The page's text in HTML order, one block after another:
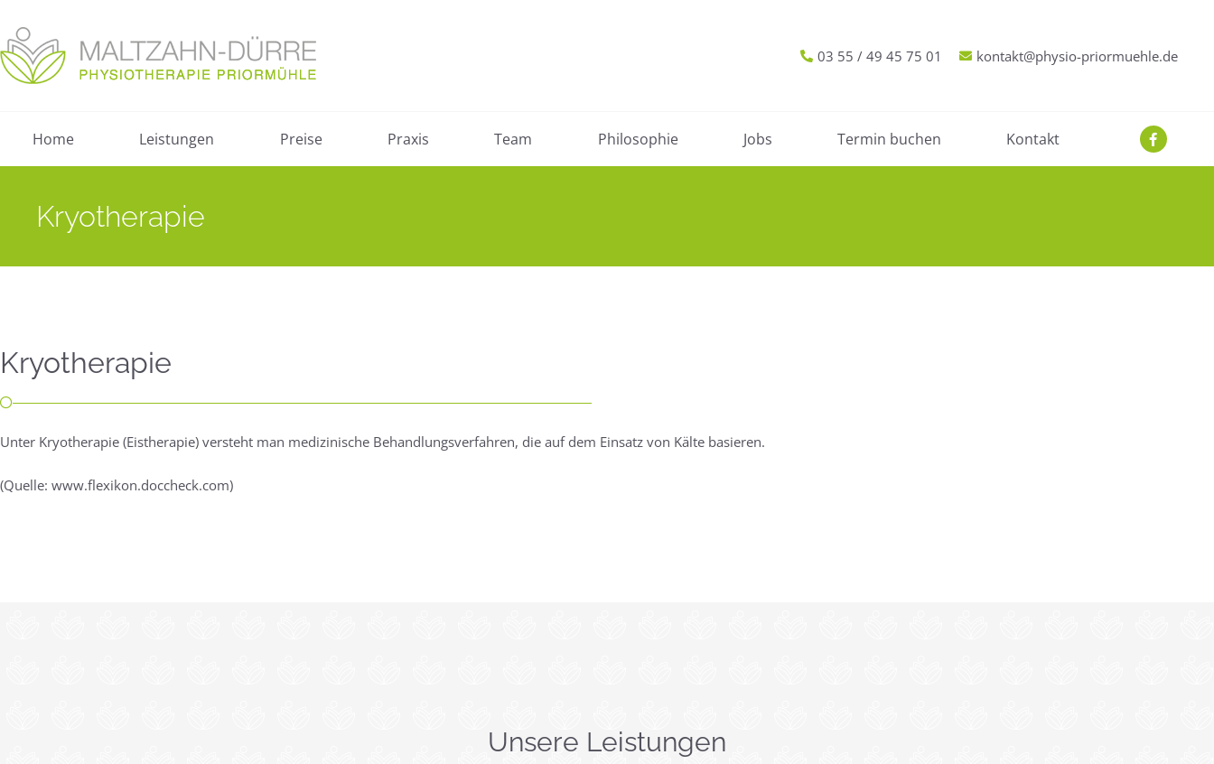
03 55 / 49 45 75 01 kontakt@physio-priormuehle.de
Home Leistungen Preise Praxis Team Philosophie Jobs Termin buchen Kontakt
Kryotherapie
Kryotherapie
Unter Kryotherapie (Eistherapie) versteht man medizinische Behandlungsverfahren, die auf dem Einsatz von Kälte basieren.
(Quelle: www.flexikon.doccheck.com)
Unsere Leistungen